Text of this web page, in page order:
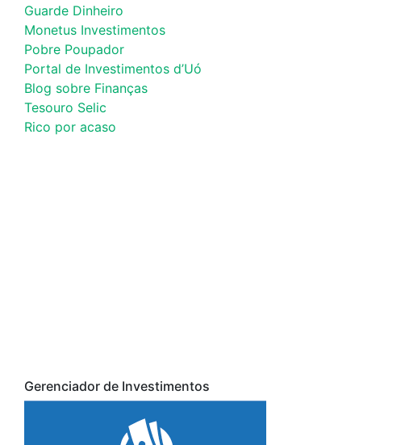
Guarde Dinheiro
Monetus Investimentos
Pobre Poupador
Portal de Investimentos d’Uó
Blog sobre Finanças
Tesouro Selic
Rico por acaso
Gerenciador de Investimentos